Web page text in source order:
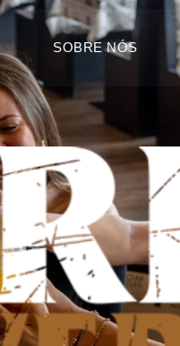
SOBRE NÓS